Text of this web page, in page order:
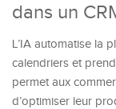
dans un
L’IA automatise la
calendriers et
permet aux
d’optimiser leur